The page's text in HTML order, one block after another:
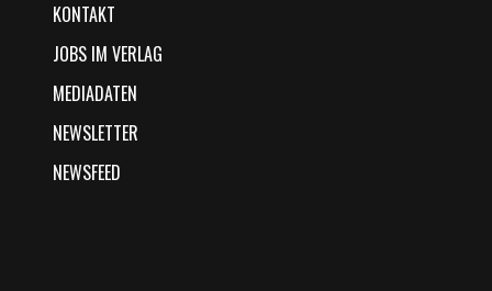
KONTAKT
JOBS IM VERLAG
MEDIADATEN
NEWSLETTER
NEWSFEED